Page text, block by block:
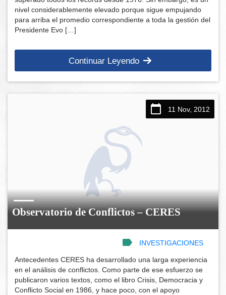
nivel considerablemente elevado porque sigue empujando
para arriba el promedio correspondiente a toda la gestión del
Presidente Evo […]
Continuar Leyendo
11 Nov, 2012
Observatorio de Conflictos – CERES
INVESTIGACIONES
Antecedentes CERES ha desarrollado una larga experiencia
en el análisis de conflictos. Como parte de ese esfuerzo se
publicaron varios textos, como el libro Crisis, Democracia y
Conflicto Social en 1986, y hace poco, con el apoyo